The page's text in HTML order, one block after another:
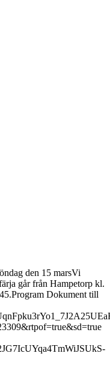
den 15 marsVi
går från Hampetorp kl.
Dokument till